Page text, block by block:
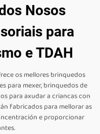
Nosos
para
e TDAH
os mellores brinquedos
para mexer, brinquedos de
para axudar a criancas con
fabricados para mellorar as
e proporcionar